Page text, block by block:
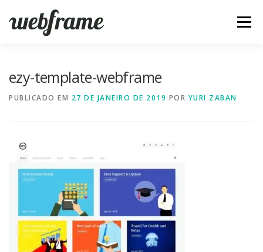
para
Menu
ezy-template-webframe
PUBLICADO EM 27 DE JANEIRO DE 2019 POR YURI ZABAN